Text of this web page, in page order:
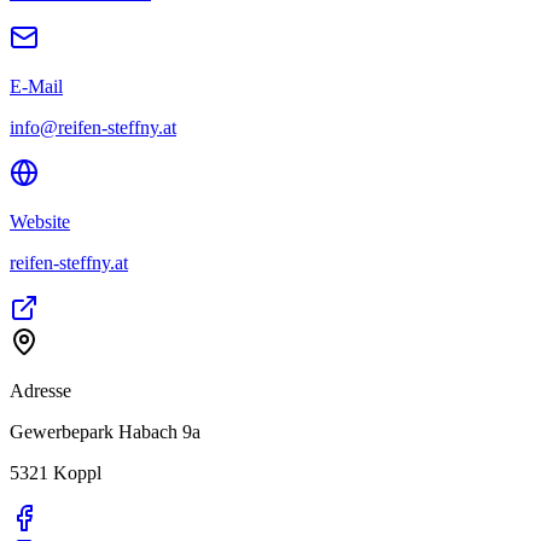
E-Mail
info@reifen-steffny.at
Website
reifen-steffny.at
Adresse
Gewerbepark Habach 9a
5321 Koppl